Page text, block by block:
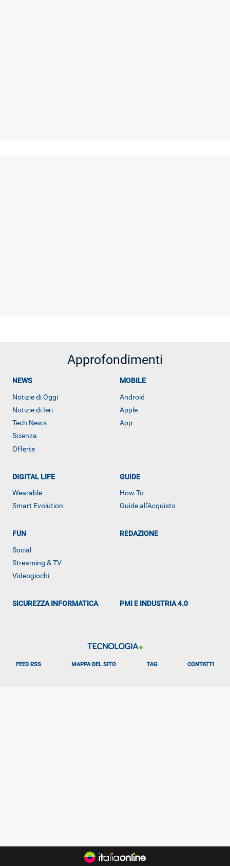
Approfondimenti
NEWS
Notizie di Oggi
Notizie di Ieri
Tech News
Scienza
Offerte
MOBILE
Android
Apple
App
DIGITAL LIFE
Wearable
Smart Evolution
GUIDE
How To
Guide all'Acquisto
FUN
Social
Streaming & TV
Videogiochi
REDAZIONE
SICUREZZA INFORMATICA PMI E INDUSTRIA 4.0
FEED RSS MAPPA DEL SITO TAG CONTATTI